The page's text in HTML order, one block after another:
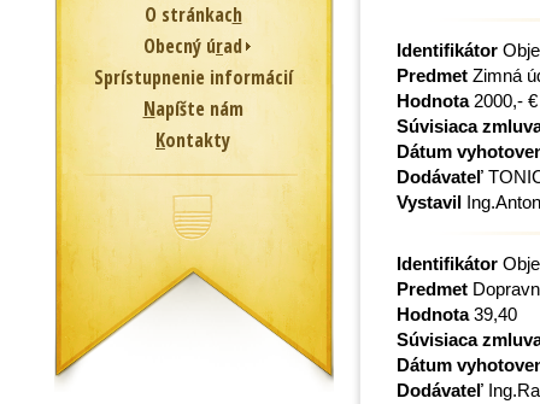
O stránkach
Obecný úrad
Sprístupnenie informácií
Napíšte nám
Kontakty
Identifikátor
Predmet Zimná
Hodnota2000,- €
Súvisiaca
Dátum
Dodávateľ
Vystavil
Identifikátor
Predmet
Hodnota39,40
Súvisiaca
Dátum
Dodávateľ